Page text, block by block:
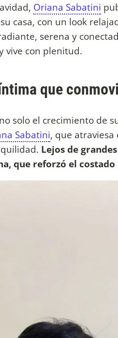
Oriana Sabatini
casa, con un look
serena y
vive con plenitud.
que
solo el crecimiento de
Sabatini, que atraviesa
Lejos de
que reforzó el